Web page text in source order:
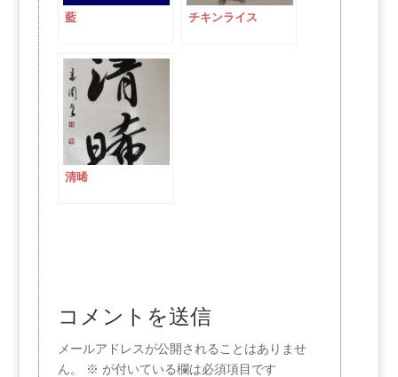
藍 チキンライス
清晞
コメントを送信
メールアドレスが公開されることはありませ
ん。
※ が付いている欄は必須項目です